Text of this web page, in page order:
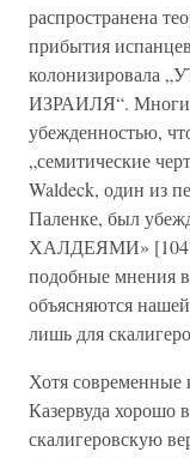
распространена
прибытия
ИЗРАИЛЯ“. Многие
убежденностью,
„семитические
Waldeck, один из
Паленке, был
ХАЛДЕЯМИ»
подобные мнения
объясняются
лишь для
Хотя современные
Казервуда хорошо
скалигеровскую